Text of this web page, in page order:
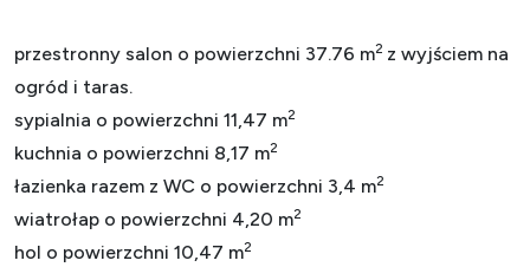
przestronny salon o powierzchni 37.76 m2 z wyjściem na
ogród i taras.
sypialnia o powierzchni 11,47 m2
kuchnia o powierzchni 8,17 m2
łazienka razem z WC o powierzchni 3,4 m2
wiatrołap o powierzchni 4,20 m2
hol o powierzchni 10,47 m2